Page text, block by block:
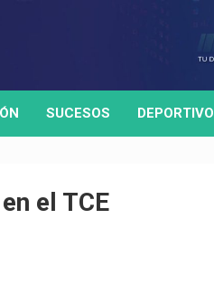
SUCESOS DEPORTIVO
el TCE